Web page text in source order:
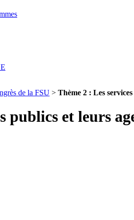
de la FSU > Thème 2 : Les
publics et leurs